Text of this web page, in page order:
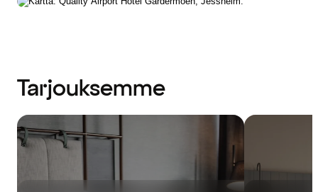
Tarjouksemme